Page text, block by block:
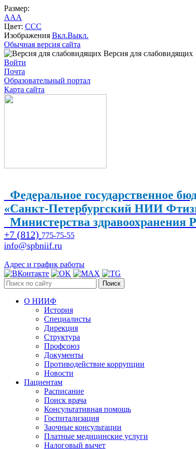
Размер:
AAA
Цвет: CCC
Изображения Вкл.Выкл.
Обычная версия сайта
Версия для слабовидящих
Войти
Почта
Образовательный портал
Карта сайта
Федеральное государственное
«Санкт-Петербургский НИИ
Министерства здравоохранения
+7 (812) 775-75-55
info@spbniif.ru
Адрес и график работы
Поиск
О НИИФ
История
Специалисты
Дирекция
Структура
Профсоюз
Документы
Противодействие коррупции
Новости
Пациентам
Расписание
Поиск врача
Консультативная помощь
Госпитализация
Заочные консультации
Платные медицинские услуги
Налоговый вычет